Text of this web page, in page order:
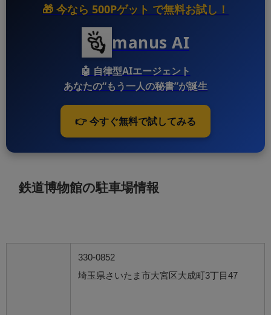
🎁 今なら 500Pゲット で無料お試し！
manus AI
🤖 自律型AIエージェント
あなたの“もう一人の秘書”が誕生
👉 今すぐ無料で試してみる
鉄道博物館の駐車場情報
330-0852
埼玉県さいたま市大宮区大成町3丁目47